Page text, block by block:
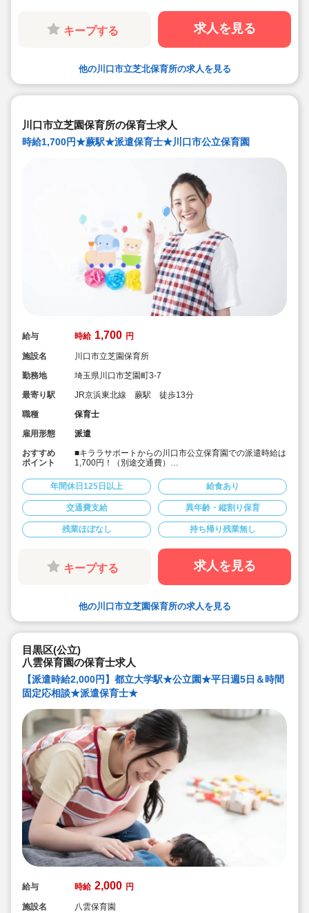
キープする 求人を見る
他の川口市立芝北保育所の求人を見る
川口市立芝園保育所の保育士求人
時給1,700円★蕨駅★派遣保育士★川口市公立保育園
給与 時給 1,700 円
施設名
川口市立芝園保育所
勤務地
埼玉県川口市芝園町3-7
最寄り駅
JR京浜東北線 蕨駅 徒歩13分
職種
保育士
雇用形態
派遣
おすすめ
ポイント
■キララサポートからの川口市公立保育園での派遣時給は
1,700円！（別途交通費）
■1日あたり6時間以上での勤務時間の相談も可能です！
■土日祝完全休み＆持ち帰りや残業もありません！
■正職員が大変！パートだけど業務負担が大きい！という
方におススメです！
年間休日125日以上 給食あり
交通費支給 異年齢・縦割り保育
残業ほぼなし 持ち帰り残業無し
キープする 求人を見る
他の川口市立芝園保育所の求人を見る
目黒区(公立)
八雲保育園の保育士求人
【派遣時給2,000円】都立大学駅★公立園★平日週5日＆時間
固定応相談★派遣保育士★
給与 時給 2,000 円
施設名
八雲保育園